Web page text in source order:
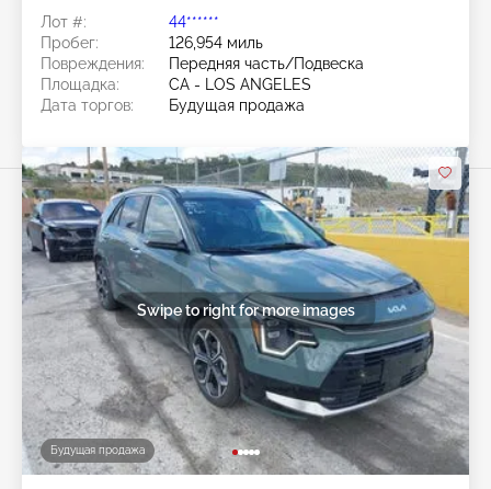
Лот #:
44******
Пробег:
126,954 миль
Повреждения:
Передняя часть/Подвеска
Площадка:
CA - LOS ANGELES
Дата торгов:
Будущая продажа
Будущая продажа
Swipe to right for more images